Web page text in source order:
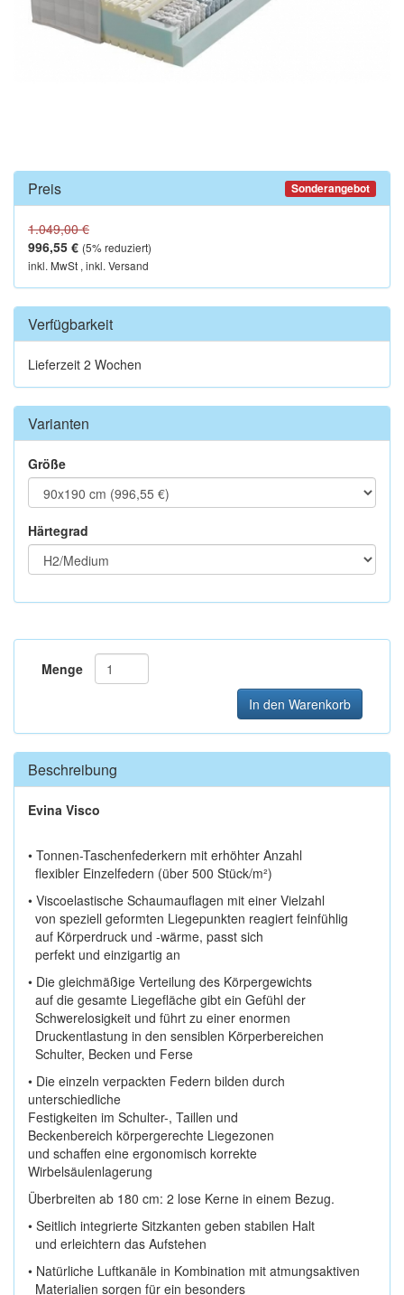
Preis Sonderangebot
1.049,00 €
996,55 € (5% reduziert)
inkl. MwSt , inkl. Versand
Verfügbarkeit
Lieferzeit 2 Wochen
Varianten
Größe
Härtegrad
Menge
In den Warenkorb
Beschreibung
Evina Visco
• Tonnen-Taschenfederkern mit erhöhter Anzahl
flexibler Einzelfedern (über 500 Stück/m²)
• Viscoelastische Schaumauflagen mit einer Vielzahl
von speziell geformten Liegepunkten reagiert feinfühlig
auf Körperdruck und -wärme, passt sich
perfekt und einzigartig an
• Die gleichmäßige Verteilung des Körpergewichts
auf die gesamte Liegefläche gibt ein Gefühl der
Schwerelosigkeit und führt zu einer enormen
Druckentlastung in den sensiblen Körperbereichen
Schulter, Becken und Ferse
• Die einzeln verpackten Federn bilden durch
unterschiedliche
Festigkeiten im Schulter-, Taillen und
Beckenbereich körpergerechte Liegezonen
und schaffen eine ergonomisch korrekte
Wirbelsäulenlagerung
Überbreiten ab 180 cm: 2 lose Kerne in einem Bezug.
• Seitlich integrierte Sitzkanten geben stabilen Halt
und erleichtern das Aufstehen
• Natürliche Luftkanäle in Kombination mit atmungsaktiven
Materialien sorgen für ein besonders